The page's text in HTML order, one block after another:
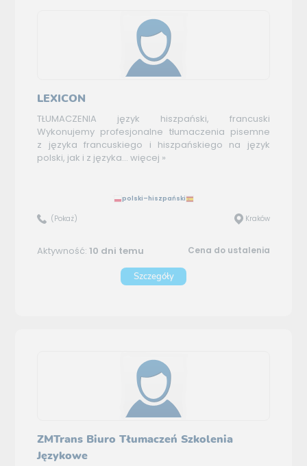
LEXICON
TŁUMACZENIA język hiszpański, francuski
Wykonujemy profesjonalne tłumaczenia pisemne
z języka francuskiego i hiszpańskiego na język
polski, jak i z języka... więcej »
polski–hiszpański
(Pokaż) Kraków
Aktywność:10 dni temu Cena do ustalenia
Szczegóły
ZMTrans Biuro Tłumaczeń Szkolenia
Językowe